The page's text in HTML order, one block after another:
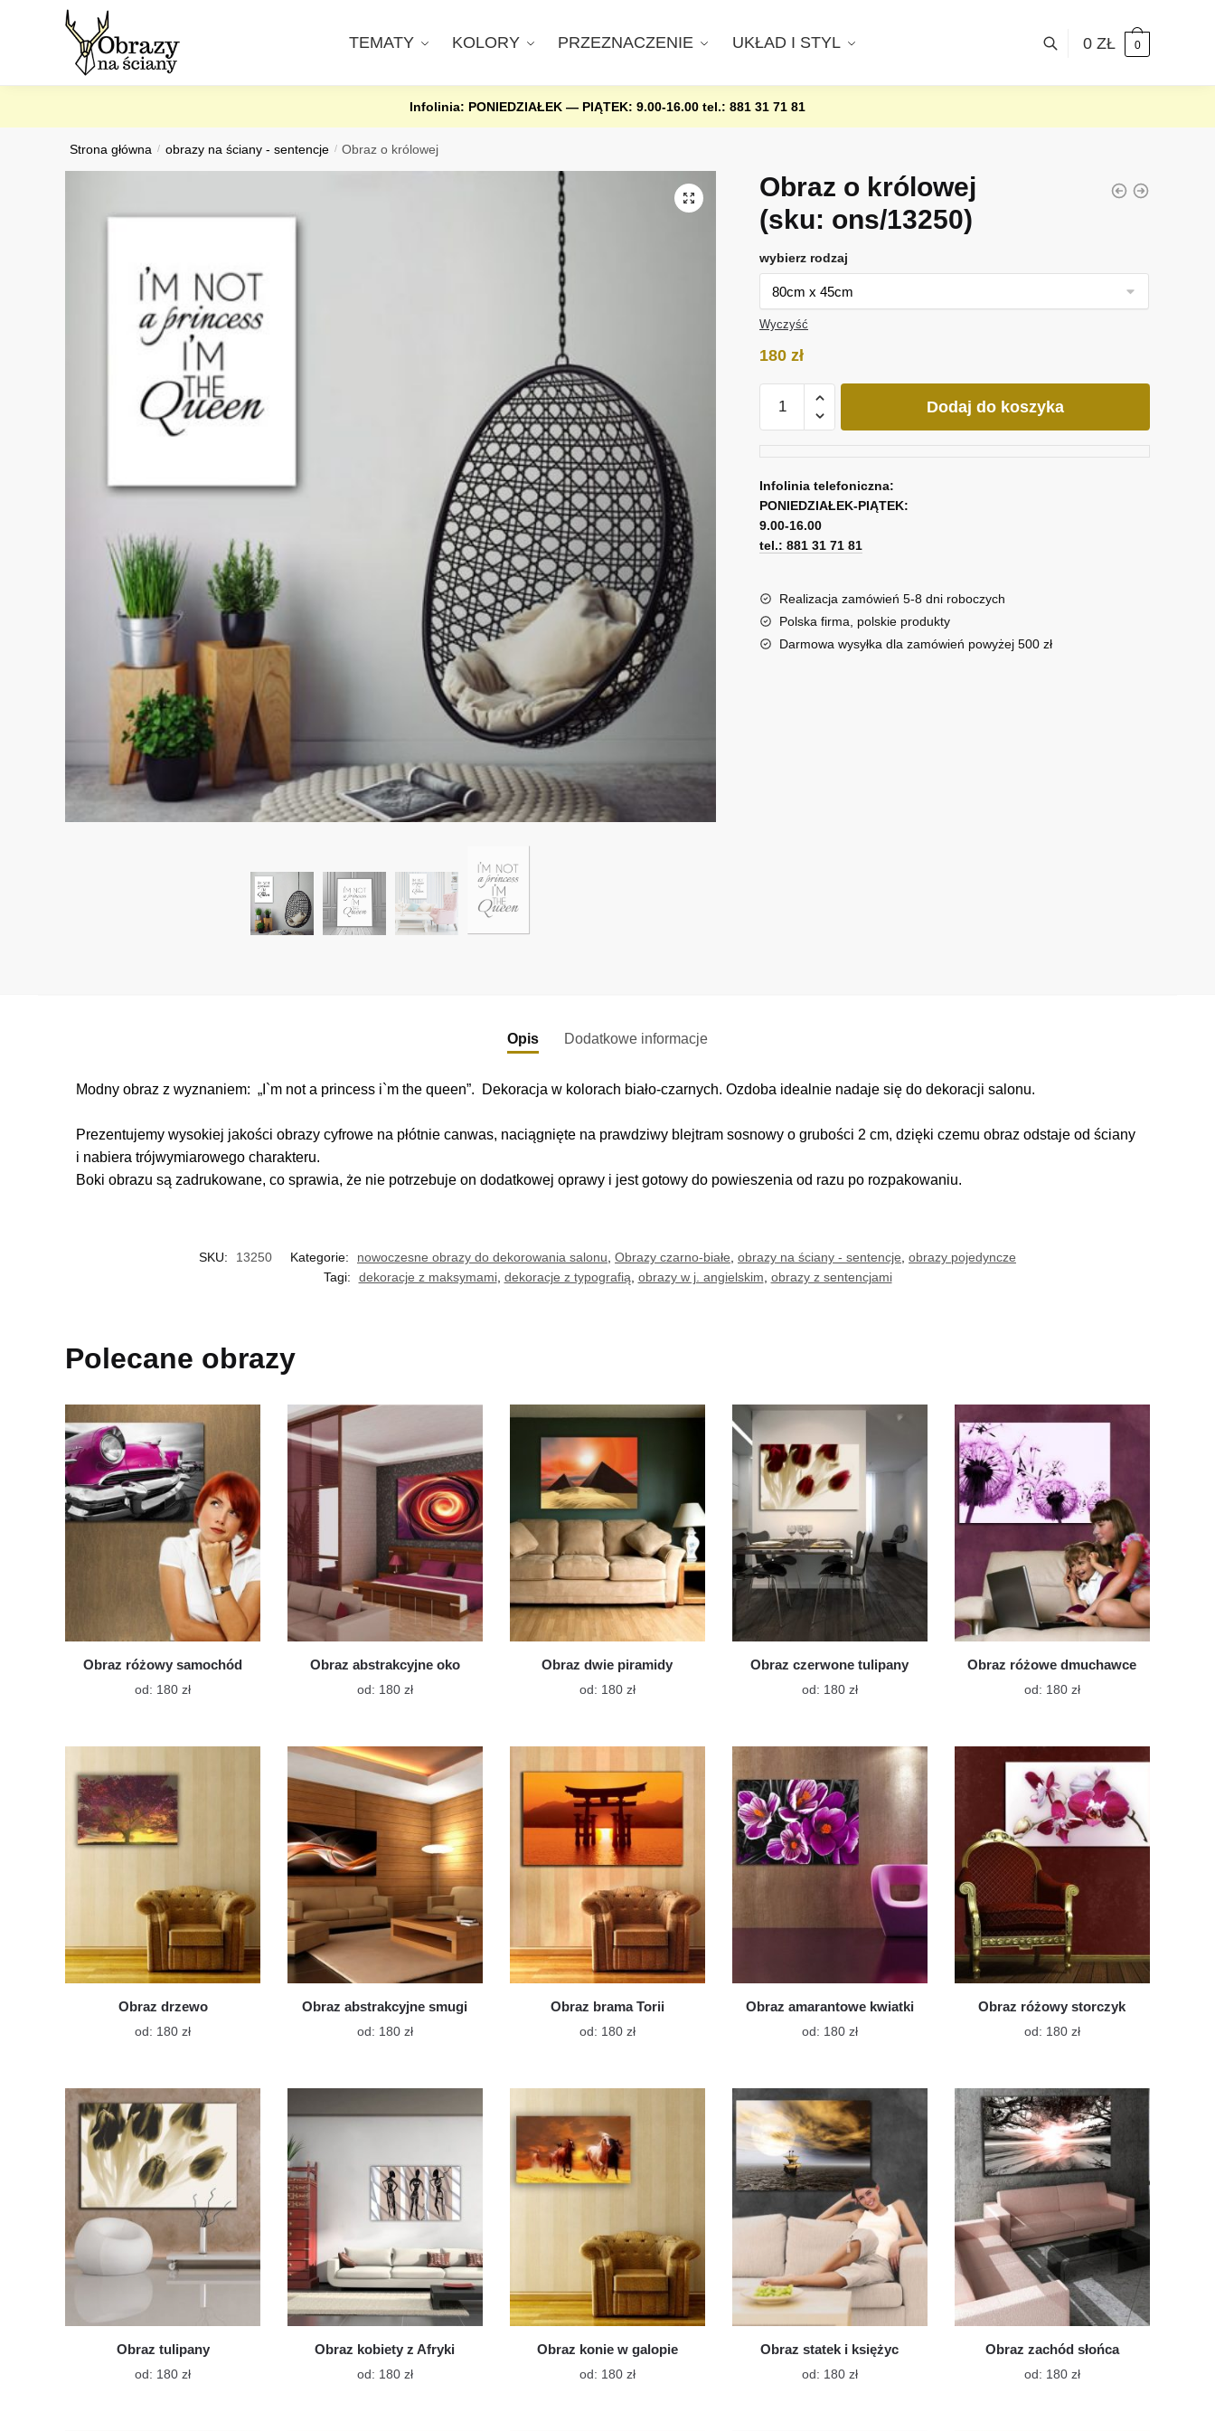
TEMATY KOLORY PRZEZNACZENIE UKŁAD I STYL 0 ZŁ 0
Infolinia: PONIEDZIAŁEK — PIĄTEK: 9.00-16.00 tel.: 881 31 71 81
Strona główna / obrazy na ściany - sentencje / Obraz o królowej
Obraz o królowej
(sku: ons/13250)
wybierz rodzaj
Wyczyść
180 zł
Obraz
Dodaj do koszyka
Infolinia telefoniczna:
PONIEDZIAŁEK-PIĄTEK:
9.00-16.00
tel.: 881 31 71 81
Realizacja zamówień 5-8 dni roboczych
Polska firma, polskie produkty
Darmowa wysyłka dla zamówień powyżej 500 zł
Opis Dodatkowe informacje
Modny obraz z wyznaniem: „I`m not a princess i`m the queen”. Dekoracja w kolorach biało-czarnych. Ozdoba idealnie nadaje się do dekoracji salonu.
Prezentujemy wysokiej jakości obrazy cyfrowe na płótnie canwas, naciągnięte na prawdziwy blejtram sosnowy o grubości 2 cm, dzięki czemu obraz odstaje od ściany
i nabiera trójwymiarowego charakteru.
Boki obrazu są zadrukowane, co sprawia, że nie potrzebuje on dodatkowej oprawy i jest gotowy do powieszenia od razu po rozpakowaniu.
SKU: 13250 Kategorie: nowoczesne obrazy do dekorowania salonu Obrazy czarno-białe obrazy na ściany - sentencje obrazy pojedyncze
Tagi:
dekoracje z maksymami, dekoracje z typografią obrazy w j. angielskim obrazy z sentencjami
Polecane obrazy
Obraz różowy samochód
od: 180 złTen
wiele
produktu
Obraz abstrakcyjne oko
od: 180 złTen
wiele
wariantów.
Opcje
można
wybrać
na
stronie
produktu
Obraz dwie piramidy
od: 180 złTen
wiele
wariantów.
Opcje
można
wybrać
na
stronie
produktu
Obraz czerwone tulipany
od: 180 złTen
wiele
wariantów.
Opcje
można
wybrać
na
stronie
produktu
Obraz różowe dmuchawce
od: 180 złTen
wiele
wariantów.
Opcje
można
wybrać
na
produktu
Obraz drzewo
od: 180 złTen
wiele
wariantów.
Opcje
można
wybrać
stronie
produktu
Obraz abstrakcyjne smugi
od: 180 złTen
wiele
wybrać
na
stronie
Obraz brama Torii
od: 180 złTen
wiele
produktu
Obraz amarantowe kwiatki
od: 180 złTen
wiele
Opcje
można
wybrać
na
stronie
produktu
Obraz różowy storczyk
od: 180 złTen
wiele
wariantów.
Opcje
można
wybrać
na
stronie
produktu
Obraz tulipany
od: 180 złTen
Obraz kobiety z Afryki
od: 180 złTen
Obraz konie w galopie
od: 180 złTen
Obraz statek i księżyc
od: 180 złTen
Obraz zachód słońca
od: 180 złTen